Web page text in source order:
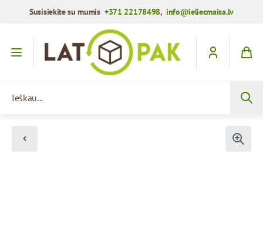
Susisiekite su mumis+371 22178498, info@ieliecmaisa.lv